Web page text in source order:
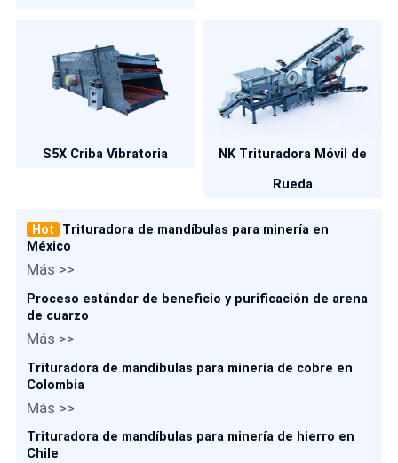
S5X Criba Vibratoria
NK Trituradora Móvil de
Rueda
Hot
Trituradora de mandíbulas para minería en
México
Más >>
Proceso estándar de beneficio y purificación de arena
de cuarzo
Más >>
Trituradora de mandíbulas para minería de cobre en
Colombia
Más >>
Trituradora de mandíbulas para minería de hierro en
Chile